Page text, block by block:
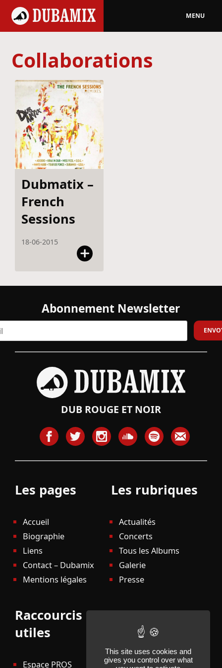
MENU
Collaborations
Dubmatix –
French
Sessions
18-06-2015
Abonnement Newsletter
DUB ROUGE ET NOIR
Les pages
Accueil
Biographie
Liens
Contact – Dubamix
Mentions légales
Les rubriques
Actualités
Concerts
Tous les Albums
Galerie
Presse
Raccourcis
utiles
Espace PROS
This site uses cookies and
gives you control over what